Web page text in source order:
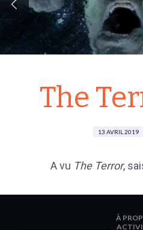
The
13 AVRIL 2019
A vu The Terror,
À